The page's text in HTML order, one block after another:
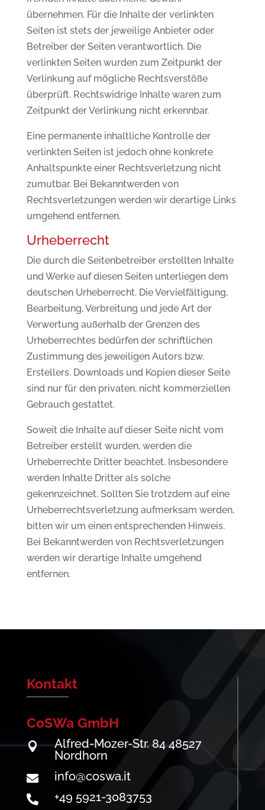
übernehmen. Für die Inhalte der verlinkten
Seiten ist stets der jeweilige Anbieter oder
Betreiber der Seiten verantwortlich. Die
verlinkten Seiten wurden zum Zeitpunkt der
Verlinkung auf mögliche Rechtsverstöße
überprüft. Rechtswidrige Inhalte waren zum
Zeitpunkt der Verlinkung nicht erkennbar.
Eine permanente inhaltliche Kontrolle der
verlinkten Seiten ist jedoch ohne konkrete
Anhaltspunkte einer Rechtsverletzung nicht
zumutbar. Bei Bekanntwerden von
Rechtsverletzungen werden wir derartige Links
umgehend entfernen.
Urheberrecht
Die durch die Seitenbetreiber erstellten Inhalte
und Werke auf diesen Seiten unterliegen dem
deutschen Urheberrecht. Die Vervielfältigung,
Bearbeitung, Verbreitung und jede Art der
Verwertung außerhalb der Grenzen des
Urheberrechtes bedürfen der schriftlichen
Zustimmung des jeweiligen Autors bzw.
Erstellers. Downloads und Kopien dieser Seite
sind nur für den privaten, nicht kommerziellen
Gebrauch gestattet.
Soweit die Inhalte auf dieser Seite nicht vom
Betreiber erstellt wurden, werden die
Urheberrechte Dritter beachtet. Insbesondere
werden Inhalte Dritter als solche
gekennzeichnet. Sollten Sie trotzdem auf eine
Urheberrechtsverletzung aufmerksam werden,
bitten wir um einen entsprechenden Hinweis.
Bei Bekanntwerden von Rechtsverletzungen
werden wir derartige Inhalte umgehend
entfernen.
Kontakt
CoSWa GmbH

Alfred-Mozer-Str. 84 48527
Nordhorn
 info@coswa.it
 +49 5921-3083753